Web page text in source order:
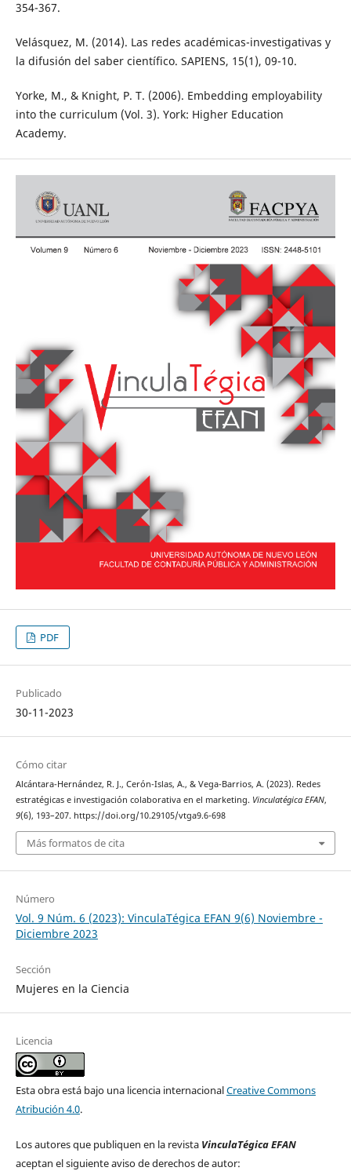
354-367.
Velásquez, M. (2014). Las redes académicas-investigativas y
la difusión del saber científico. SAPIENS, 15(1), 09-10.
Yorke, M., & Knight, P. T. (2006). Embedding employability
into the curriculum (Vol. 3). York: Higher Education
Academy.
PDF
Publicado
30-11-2023
Cómo citar
Alcántara-Hernández, R. J., Cerón-Islas, A., & Vega-Barrios, A. (2023). Redes
estratégicas e investigación colaborativa en el marketing. Vinculatégica EFAN,
9(6), 193–207. https://doi.org/10.29105/vtga9.6-698
Más formatos de cita
Número
Vol. 9 Núm. 6 (2023): VinculaTégica EFAN 9(6) Noviembre -
Diciembre 2023
Sección
Mujeres en la Ciencia
Licencia
Esta obra está bajo una licencia internacionalCreative Commons
Atribución 4.0.
Los autores que publiquen en la revista VinculaTégica EFAN
aceptan el siguiente aviso de derechos de autor: